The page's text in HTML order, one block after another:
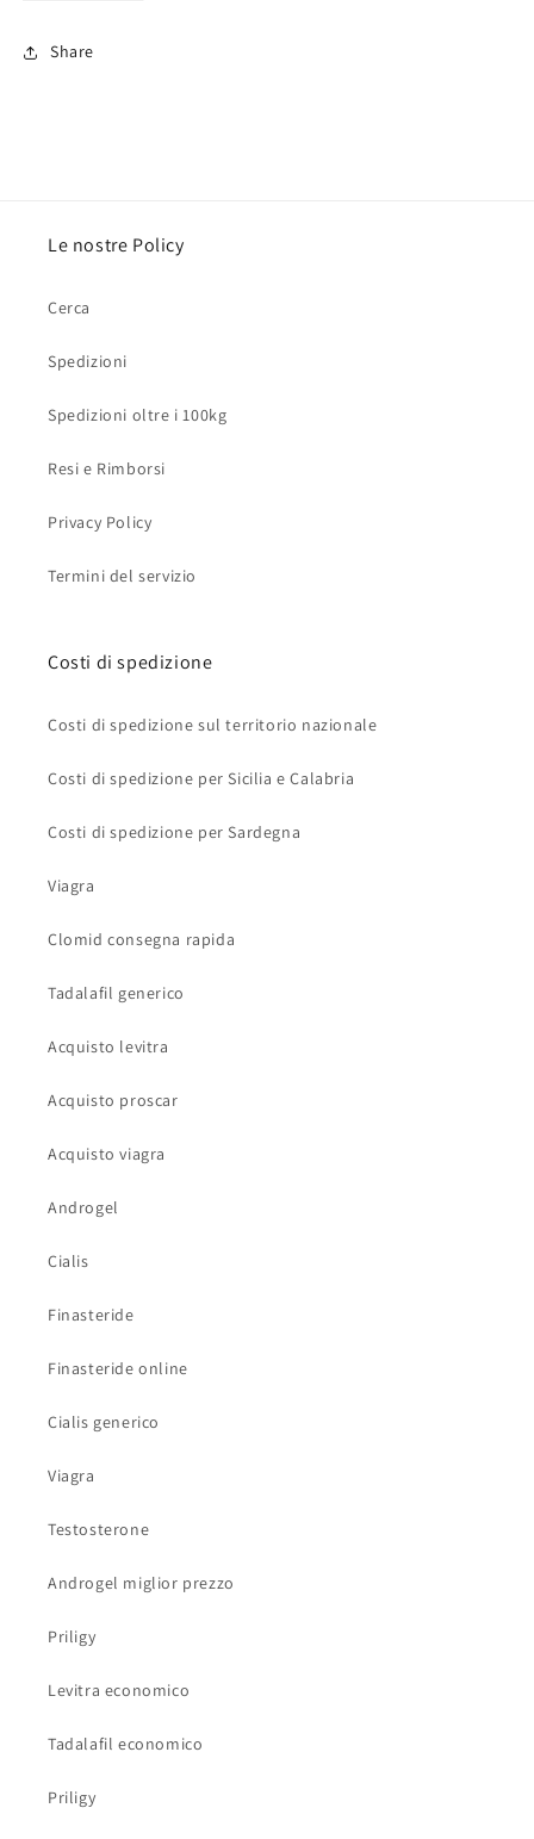
Share
Le nostre Policy
Cerca
Spedizioni
Spedizioni oltre i 100kg
Resi e Rimborsi
Privacy Policy
Termini del servizio
Costi di spedizione
Costi di spedizione sul territorio nazionale
Costi di spedizione per Sicilia e Calabria
Costi di spedizione per Sardegna
Viagra
Clomid consegna rapida
Tadalafil generico
Acquisto levitra
Acquisto proscar
Acquisto viagra
Androgel
Cialis
Finasteride
Finasteride online
Cialis generico
Viagra
Testosterone
Androgel miglior prezzo
Priligy
Levitra economico
Tadalafil economico
Priligy